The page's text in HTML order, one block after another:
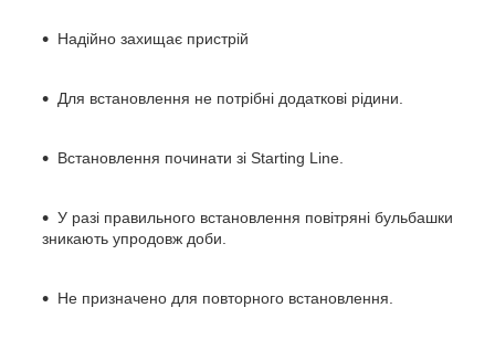
Надійно захищає пристрій
Для встановлення не потрібні додаткові рідини.
Встановлення починати зі Starting Line.
У разі правильного встановлення повітряні бульбашки
зникають упродовж доби.
Не призначено для повторного встановлення.